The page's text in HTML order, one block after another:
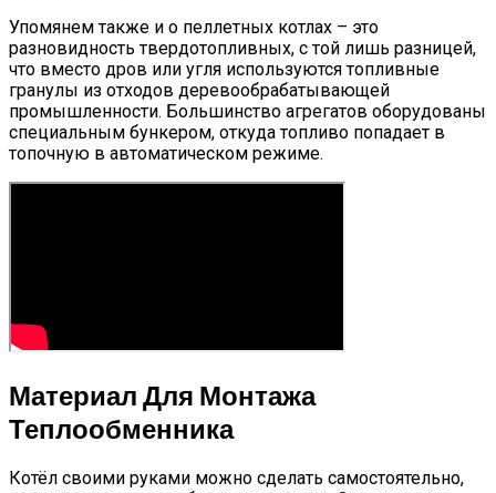
Упомянем также и о пеллетных котлах – это
разновидность твердотопливных, с той лишь разницей,
что вместо дров или угля используются топливные
гранулы из отходов деревообрабатывающей
промышленности. Большинство агрегатов оборудованы
специальным бункером, откуда топливо попадает в
топочную в автоматическом режиме.
Материал Для Монтажа
Теплообменника
Котёл своими руками можно сделать самостоятельно,